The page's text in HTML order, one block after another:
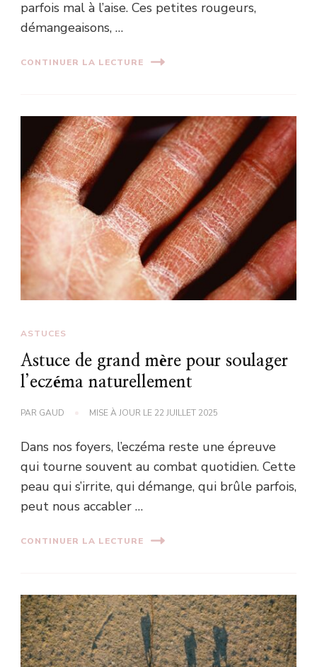
parfois mal à l’aise. Ces petites rougeurs,
démangeaisons, …
CONTINUER LA LECTURE
ASTUCES
Astuce de grand mère pour soulager
l’eczéma naturellement
PAR GAUD MISE À JOUR LE 22 JUILLET 2025
Dans nos foyers, l’eczéma reste une épreuve
qui tourne souvent au combat quotidien. Cette
peau qui s’irrite, qui démange, qui brûle parfois,
peut nous accabler …
CONTINUER LA LECTURE